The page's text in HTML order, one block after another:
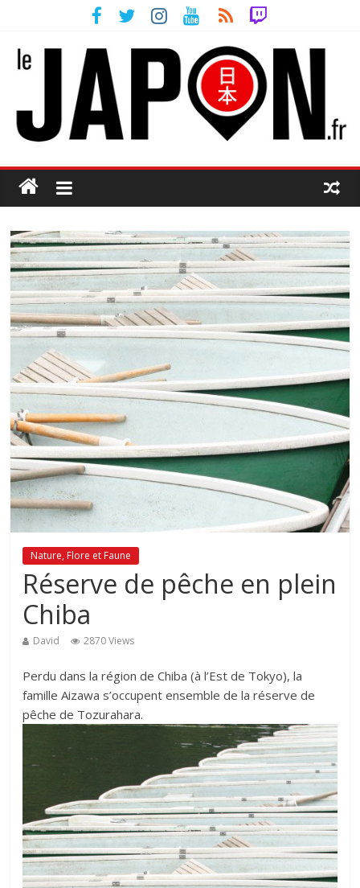
Nature, Flore et Faune
Réserve de pêche en plein
Chiba
David 2870 Views
Perdu dans la région de Chiba (à l’Est de Tokyo), la
famille Aizawa s’occupent ensemble de la réserve de
pêche de Tozurahara.